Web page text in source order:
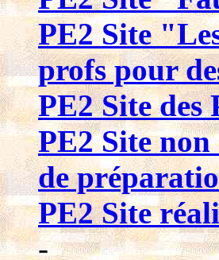
PE2 Site
profs pour
PE2 Site des
PE2 Site
de
PE2 Site
-